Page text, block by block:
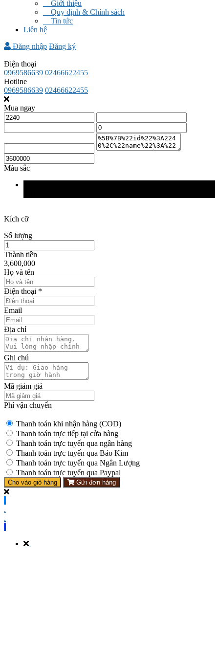
Giới thiệu
Quy định & Chính sách
Tin tức
Liên hệ
Đăng nhập Đăng ký
Điện thoại
0969586639 02466622455
Hotline
0969586639 02466622455
Mua ngay
Màu sắc
Kích cỡ
Số lượng
Thành tiền
3,600,000
Họ và tên
Điện thoại *
Email
Địa chỉ
Ghi chú
Mã giảm giá
Phí vận chuyển
Thanh toán khi nhận hàng (COD)
Thanh toán trực tiếp tại cửa hàng
Thanh toán trực tuyến qua ngân hàng
Thanh toán trực tuyến qua Bảo Kim
Thanh toán trực tuyến qua Ngân Lượng
Thanh toán trực tuyến qua Paypal
Cho vào giỏ hàng Gửi đơn hàng
.
.
.
.